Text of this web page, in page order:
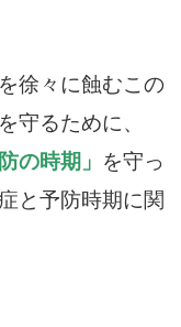
徐々に蝕むこの
守るために、
の時期」 を守っ
と予防時期に関